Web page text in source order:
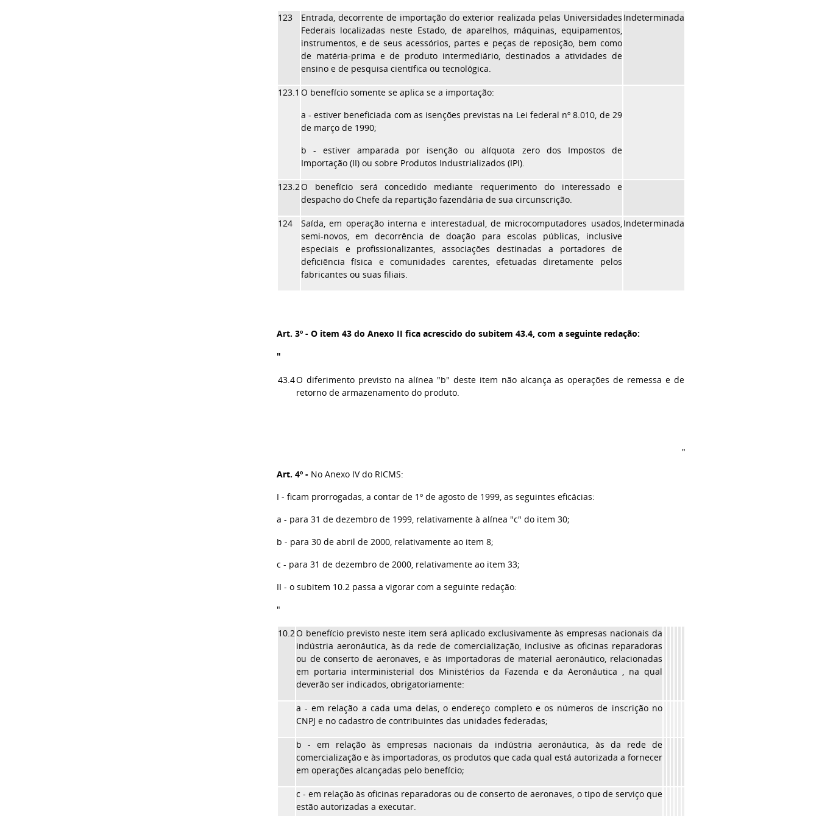
123
Entrada, decorrente de importação do exterior realizada pelas Universidades
Federais localizadas neste Estado, de aparelhos, máquinas, equipamentos,
instrumentos, e de seus acessórios, partes e peças de reposição, bem como
de matéria-prima e de produto intermediário, destinados a atividades de
ensino e de pesquisa científica ou tecnológica.
Indeterminada
123.1 O benefício somente se aplica se a importação:
a - estiver beneficiada com as isenções previstas na Lei federal nº 8.010, de 29
de março de 1990;
b - estiver amparada por isenção ou alíquota zero dos Impostos de
Importação (II) ou sobre Produtos Industrializados (IPI).
123.2O benefício será concedido mediante requerimento do interessado e
despacho do Chefe da repartição fazendária de sua circunscrição.
124
Saída, em operação interna e interestadual, de microcomputadores usados,
semi-novos, em decorrência de doação para escolas públicas, inclusive
especiais e profissionalizantes, associações destinadas a portadores de
deficiência física e comunidades carentes, efetuadas diretamente pelos
fabricantes ou suas filiais.
Indeterminada
Art. 3º- O item 43 do Anexo II fica acrescido do subitem 43.4, com a seguinte redação:
"
43.4O diferimento previsto na alínea "b" deste item não alcança as operações de remessa e de
retorno de armazenamento do produto.
"
Art. 4º -No Anexo IV do RICMS:
I - ficam prorrogadas, a contar de 1º de agosto de 1999, as seguintes eficácias:
a - para 31 de dezembro de 1999, relativamente à alínea "c" do item 30;
b - para 30 de abril de 2000, relativamente ao item 8;
c - para 31 de dezembro de 2000, relativamente ao item 33;
II - o subitem 10.2 passa a vigorar com a seguinte redação:
"
10.2O benefício previsto neste item será aplicado exclusivamente às empresas nacionais da
indústria aeronáutica, às da rede de comercialização, inclusive as oficinas reparadoras
ou de conserto de aeronaves, e às importadoras de material aeronáutico, relacionadas
em portaria interministerial dos Ministérios da Fazenda e da Aeronáutica , na qual
deverão ser indicados, obrigatoriamente:
a - em relação a cada uma delas, o endereço completo e os números de inscrição no
CNPJ e no cadastro de contribuintes das unidades federadas;
b - em relação às empresas nacionais da indústria aeronáutica, às da rede de
comercialização e às importadoras, os produtos que cada qual está autorizada a fornecer
em operações alcançadas pelo benefício;
c - em relação às oficinas reparadoras ou de conserto de aeronaves, o tipo de serviço que
estão autorizadas a executar.